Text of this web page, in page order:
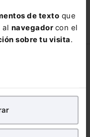
de texto que
al navegador con el
sobre tu visita.
tu experienciaen
fines publicitarios,
contenidos de tu
110,00€ 66,00€
COMPRAR